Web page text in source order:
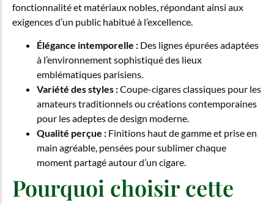
fonctionnalité et matériaux nobles, répondant ainsi aux
exigences d’un public habitué à l’excellence.
Élégance intemporelle : Des lignes épurées adaptées
à l’environnement sophistiqué des lieux
emblématiques parisiens.
Variété des styles :Coupe-cigares classiques pour les
amateurs traditionnels ou créations contemporaines
pour les adeptes de design moderne.
Qualité perçue : Finitions haut de gamme et prise en
main agréable, pensées pour sublimer chaque
moment partagé autour d’un cigare.
Pourquoi choisir cette